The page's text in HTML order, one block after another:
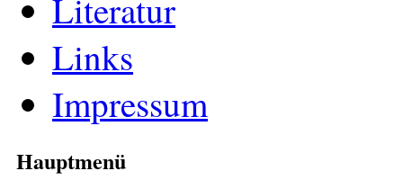
Literatur
Links
Impressum
Hauptmenü